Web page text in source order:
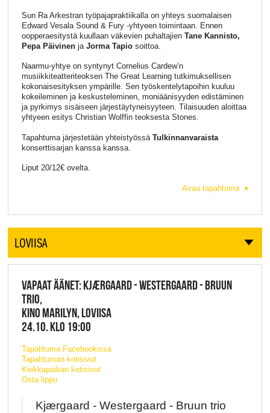
Sun Ra Arkestran työpajapraktiikalla on yhteys suomalaisen
Edward Vesala Sound & Fury -yhtyeen toimintaan. Ennen
oopperaesitystä kuullaan väkevien puhaltajien Tane Kannisto,
Pepa Päivinenja Jorma Tapiosoittoa.
Naarmu-yhtye on syntynyt Cornelius Cardew’n
musiikkiteatteriteoksen The Great Learning tutkimuksellisen
kokonaisesityksen ympärille. Sen työskentelytapoihin kuuluu
kokeileminen ja keskusteleminen, moniäänisyyden edistäminen
ja pyrkimys sisäiseen järjestäytyneisyyteen. Tilaisuuden aloittaa
yhtyeen esitys Christian Wolffin teoksesta Stones.
Tapahtuma järjestetään yhteistyössä Tulkinnanvaraista
konserttisarjan kanssa kanssa.
Liput 20/12€ ovelta.
Avaa tapahtuma
LOVIISA
VAPAAT ÄÄNET: KJÆRGAARD - WESTERGAARD - BRUUN
TRIO,
KINO MARILYN, LOVIISA
24.10. KLO 19:00
Tapahtuma Facebookissa
Tapahtuman kotisivut
Keikkapaikan kotisivut
Osta lippu
Kjærgaard - Westergaard - Bruun trio